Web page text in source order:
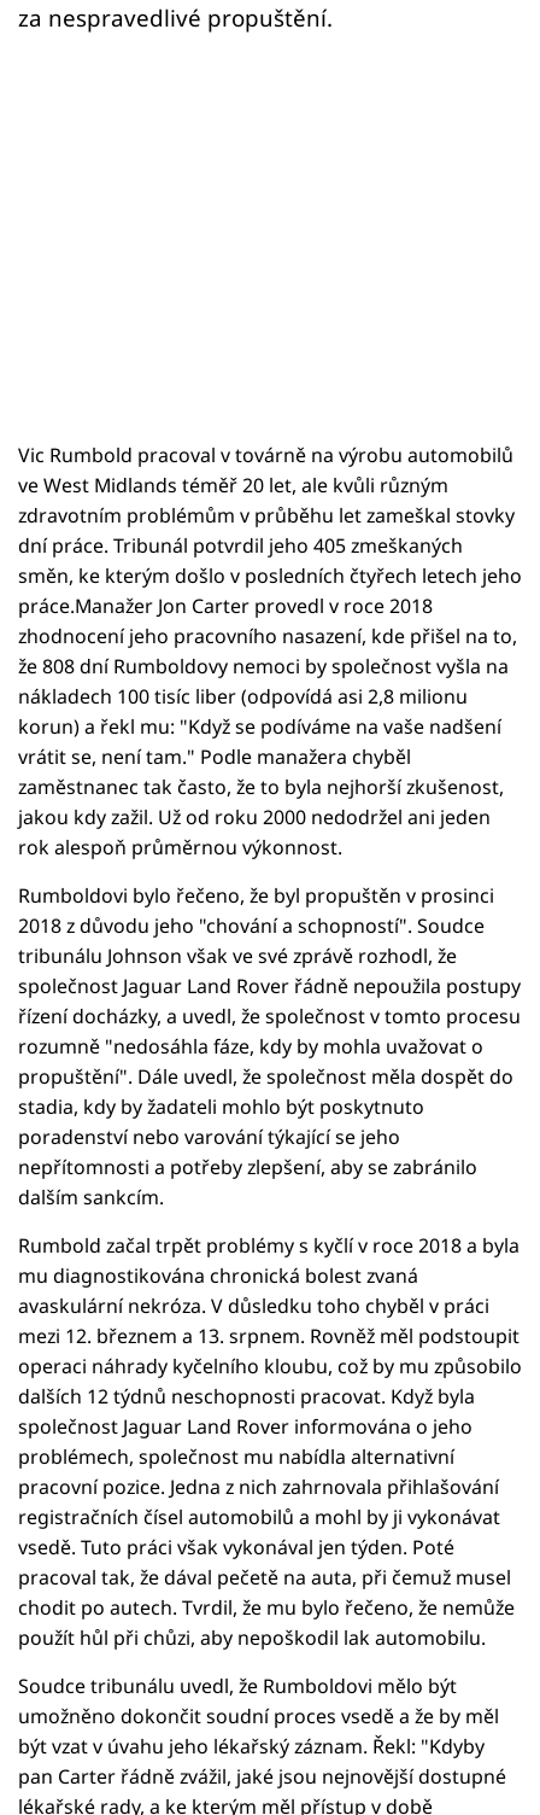
za nespravedlivé propuštění.
Vic Rumbold pracoval v továrně na výrobu automobilů
ve West Midlands téměř 20 let, ale kvůli různým
zdravotním problémům v průběhu let zameškal stovky
dní práce. Tribunál potvrdil jeho 405 zmeškaných
směn, ke kterým došlo v posledních čtyřech letech jeho
práce.Manažer Jon Carter provedl v roce 2018
zhodnocení jeho pracovního nasazení, kde přišel na to,
že 808 dní Rumboldovy nemoci by společnost vyšla na
nákladech 100 tisíc liber (odpovídá asi 2,8 milionu
korun) a řekl mu: "Když se podíváme na vaše nadšení
vrátit se, není tam." Podle manažera chyběl
zaměstnanec tak často, že to byla nejhorší zkušenost,
jakou kdy zažil. Už od roku 2000 nedodržel ani jeden
rok alespoň průměrnou výkonnost.
Rumboldovi bylo řečeno, že byl propuštěn v prosinci
2018 z důvodu jeho "chování a schopností". Soudce
tribunálu Johnson však ve své zprávě rozhodl, že
společnost Jaguar Land Rover řádně nepoužila postupy
řízení docházky, a uvedl, že společnost v tomto procesu
rozumně "nedosáhla fáze, kdy by mohla uvažovat o
propuštění". Dále uvedl, že společnost měla dospět do
stadia, kdy by žadateli mohlo být poskytnuto
poradenství nebo varování týkající se jeho
nepřítomnosti a potřeby zlepšení, aby se zabránilo
dalším sankcím.
Rumbold začal trpět problémy s kyčlí v roce 2018 a byla
mu diagnostikována chronická bolest zvaná
avaskulární nekróza. V důsledku toho chyběl v práci
mezi 12. březnem a 13. srpnem. Rovněž měl podstoupit
operaci náhrady kyčelního kloubu, což by mu způsobilo
dalších 12 týdnů neschopnosti pracovat. Když byla
společnost Jaguar Land Rover informována o jeho
problémech, společnost mu nabídla alternativní
pracovní pozice. Jedna z nich zahrnovala přihlašování
registračních čísel automobilů a mohl by ji vykonávat
vsedě. Tuto práci však vykonával jen týden. Poté
pracoval tak, že dával pečetě na auta, při čemuž musel
chodit po autech. Tvrdil, že mu bylo řečeno, že nemůže
použít hůl při chůzi, aby nepoškodil lak automobilu.
Soudce tribunálu uvedl, že Rumboldovi mělo být
umožněno dokončit soudní proces vsedě a že by měl
být vzat v úvahu jeho lékařský záznam. Řekl: "Kdyby
pan Carter řádně zvážil, jaké jsou nejnovější dostupné
lékařské rady, a ke kterým měl přístup v době